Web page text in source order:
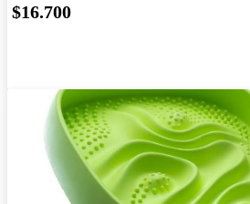
$16.700